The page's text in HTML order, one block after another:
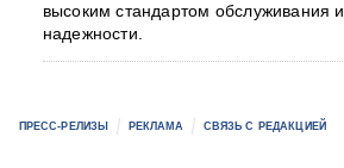
высоким стандартом обслуживания и
надежности.
ПРЕСС-РЕЛИЗЫ РЕКЛАМА СВЯЗЬ С РЕДАКЦИЕЙ